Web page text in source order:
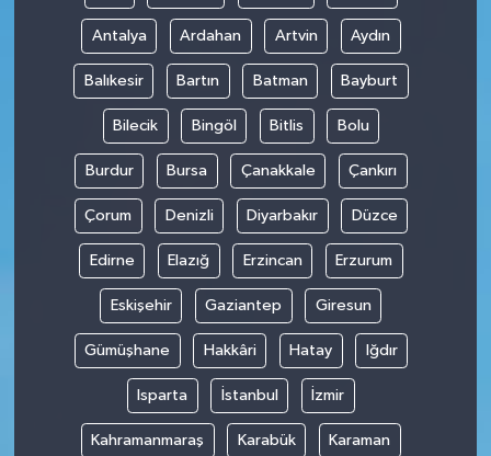
Antalya Ardahan Artvin Aydın
Balıkesir Bartın Batman Bayburt
Bilecik Bingöl Bitlis Bolu
Burdur Bursa Çanakkale Çankırı
Çorum Denizli Diyarbakır Düzce
Edirne Elazığ Erzincan Erzurum
Eskişehir Gaziantep Giresun
Gümüşhane Hakkâri Hatay Iğdır
Isparta İstanbul İzmir
Kahramanmaraş Karabük Karaman